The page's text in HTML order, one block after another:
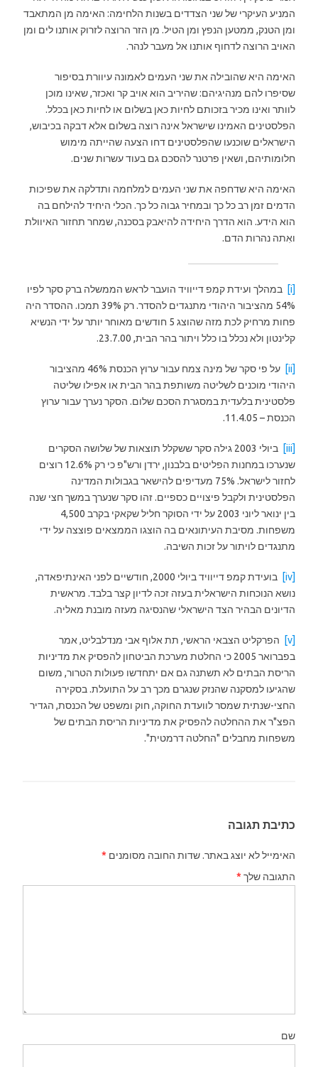
המניע העיקרי של שני הצדדים בשנות הלחימה: האימה מן המתאבד
ומן הטנק, ממטען הנפץ ומן הטיל. מן הזר הרוצה לזרוק אותנו לים ומן
האויב הרוצה לדחוף אותנו אל מעבר לנהר.
האימה היא שהובילה את שני העמים לאמונה עיוורת בסיפור
שסיפרו להם מנהיגיהם: שהיריב הוא אויב קר ואכזר, שאינו מוכן
לוותר ואינו מכיר בזכותם לחיות כאן בשלום או לחיות כאן בכלל.
הפלסטינים האמינו שישראל אינה רוצה בשלום אלא דבקה בכיבוש,
הישראלים שוכנעו שהפלסטינים דחו הצעה שהייתה מימוש
חלומותיהם, ושאין פרטנר להסכם גם בעוד עשרות שנים.
האימה היא שדחפה את שני העמים למלחמה ותדלקה את שפיכות
הדמים זמן רב כל כך ובמחיר גבוה כל כך. הכלי היחיד להילחם בה
הוא הידע. הוא הדרך היחידה להיאבק בסכנה, שמחר תחזור האיוולת
ואִתה נהרות הדם.
[i]
במהלך ועידת קמפ דייוויד הועבר לראש הממשלה ברק סקר לפיו
54% מהציבור היהודי מתנגדים להסדר. רק 39% תמכו. ההסדר היה
פחות מרחיק לכת מזה שהוצג 5 חודשים מאוחר יותר על ידי הנשיא
קלינטון ולא נכלל בו כלל ויתור בהר הבית, 23.7.00.
[ii]
על פי סקר של מינה צמח עבור ערוץ הכנסת 46% מהציבור
היהודי מוכנים לשליטה משותפת בהר הבית או אפילו שליטה
פלסטינית בלעדית במסגרת הסכם שלום. הסקר נערך עבור ערוץ
הכנסת – 11.4.05.
[iii]
ביולי 2003 גילה סקר ששקלל תוצאות של שלושה הסקרים
שנערכו במחנות הפליטים בלבנון, ירדן ורש"פ כי רק 12.6% רוצים
לחזור לישראל. 75% מעדיפים להישאר בגבולות המדינה
הפלסטינית ולקבל פיצויים כספיים. זהו סקר שנערך במשך חצי שנה
בין ינואר ליוני 2003 על ידי הסוקר חליל שקאקי בקרב 4,500
משפחות. מסיבת העיתונאים בה הוצגו הממצאים פוצצה על ידי
מתנגדים לויתור על זכות השיבה.
[iv]
בועידת קמפ דייוויד ביולי 2000, חודשיים לפני האינתיפאדה,
נושא הנוכחות הישראלית בעזה זכה לדיון קצר בלבד. מראשית
הדיונים הבהיר הצד הישראלי שהנסיגה מעזה מובנת מאליה.
[v]
הפרקליט הצבאי הראשי, תת אלוף אבי מנדלבליט, אמר
בפברואר 2005 כי החלטת מערכת הביטחון להפסיק את מדיניות
הריסת הבתים לא תשתנה גם אם יתחדשו פעולות הטרור, משום
שהגיעו למסקנה שהנזק שנגרם מכך רב על התועלת. בסקירה
החצי-שנתית שמסר לוועדת החוקה, חוק ומשפט של הכנסת, הגדיר
הפצ"ר את ההחלטה להפסיק את מדיניות הריסת הבתים של
משפחות מחבלים "החלטה דרמטית".
כתיבת תגובה
האימייל לא יוצג באתר.שדות החובה מסומנים *
התגובה שלך *
שם